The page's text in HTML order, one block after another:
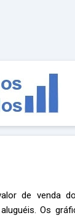
de venda
Os